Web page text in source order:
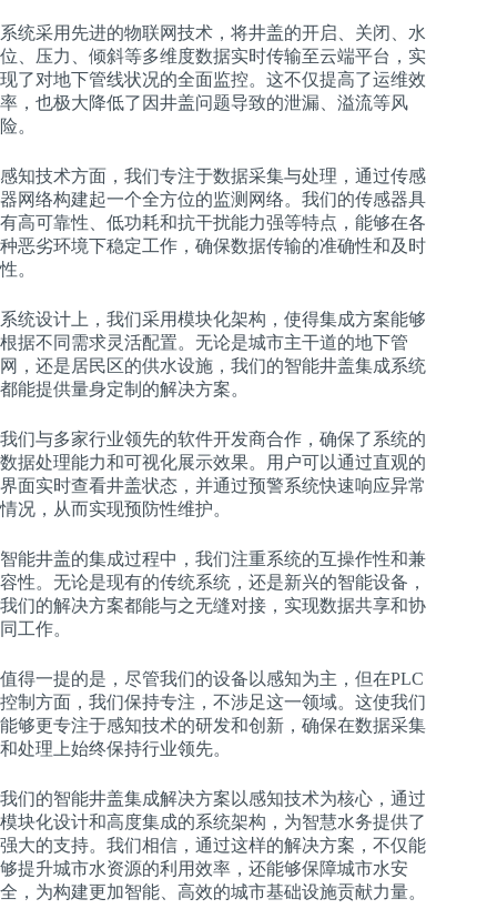
系统采用先进的物联网技术，将井盖的开启、关闭、水
位、压力、倾斜等多维度数据实时传输至云端平台，实
现了对地下管线状况的全面监控。这不仅提高了运维效
率，也极大降低了因井盖问题导致的泄漏、溢流等风
险。
感知技术方面，我们专注于数据采集与处理，通过传感
器网络构建起一个全方位的监测网络。我们的传感器具
有高可靠性、低功耗和抗干扰能力强等特点，能够在各
种恶劣环境下稳定工作，确保数据传输的准确性和及时
性。
系统设计上，我们采用模块化架构，使得集成方案能够
根据不同需求灵活配置。无论是城市主干道的地下管
网，还是居民区的供水设施，我们的智能井盖集成系统
都能提供量身定制的解决方案。
我们与多家行业领先的软件开发商合作，确保了系统的
数据处理能力和可视化展示效果。用户可以通过直观的
界面实时查看井盖状态，并通过预警系统快速响应异常
情况，从而实现预防性维护。
智能井盖的集成过程中，我们注重系统的互操作性和兼
容性。无论是现有的传统系统，还是新兴的智能设备，
我们的解决方案都能与之无缝对接，实现数据共享和协
同工作。
值得一提的是，尽管我们的设备以感知为主，但在PLC
控制方面，我们保持专注，不涉足这一领域。这使我们
能够更专注于感知技术的研发和创新，确保在数据采集
和处理上始终保持行业领先。
我们的智能井盖集成解决方案以感知技术为核心，通过
模块化设计和高度集成的系统架构，为智慧水务提供了
强大的支持。我们相信，通过这样的解决方案，不仅能
够提升城市水资源的利用效率，还能够保障城市水安
全，为构建更加智能、高效的城市基础设施贡献力量。